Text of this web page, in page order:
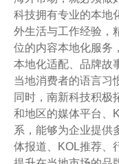
科技拥有专业的本地
外生活与工作经验，
位的内容本地化服务
本地化适配、品牌故
当地消费者的语言习
同时，南新科技积极
和地区的媒体平台、
系，能够为企业提供
体报道、KOL推荐、